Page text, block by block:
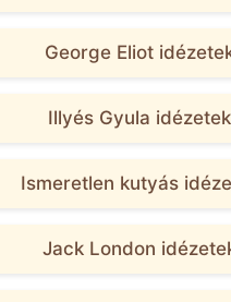
George Eliot
Illyés Gyula idézetek
Ismeretlen kutyás
Jack London